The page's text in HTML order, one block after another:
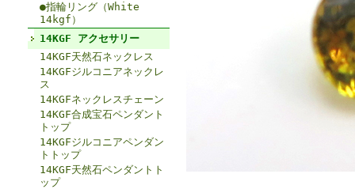
●指輪リング（White
14kgf）
14KGF アクセサリー
14KGF天然石ネックレス
14KGFジルコニアネックレ
ス
14KGFネックレスチェーン
14KGF合成宝石ペンダント
トップ
14KGFジルコニアペンダン
トトップ
14KGF天然石ペンダントト
ップ